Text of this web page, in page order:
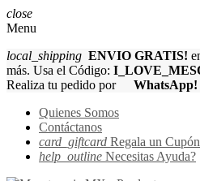
close
Menu
local_shipping ENVIO GRATIS!
más. Usa el Código:
Realiza tu pedido por
WhatsApp!
Quienes Somos
Contáctanos
card_giftcard Regala un Cupón
help_outline Necesitas Ayuda?